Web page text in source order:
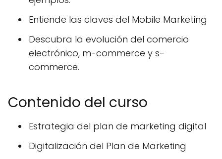
Entiende las claves del Mobile Marketing
Descubra la evolución del comercio
electrónico, m-commerce y s-
commerce.
Contenido del curso
Estrategia del plan de marketing digital
Digitalización del Plan de Marketing